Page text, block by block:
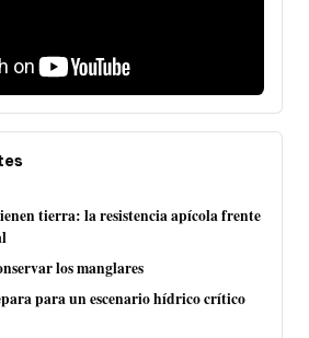
tierra: la resistencia apícola frente
los manglares
para un escenario hídrico crítico